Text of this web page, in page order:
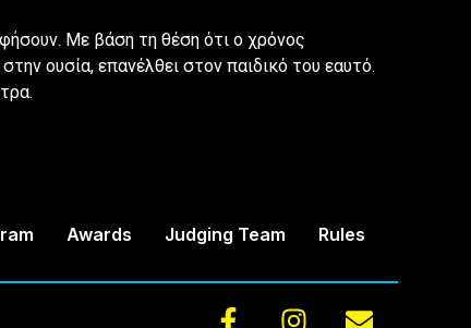
Με βάση τη θέση ότι ο χρόνος
ουσία, επανέλθει στον παιδικό του εαυτό.
Awards Judging Team Rules